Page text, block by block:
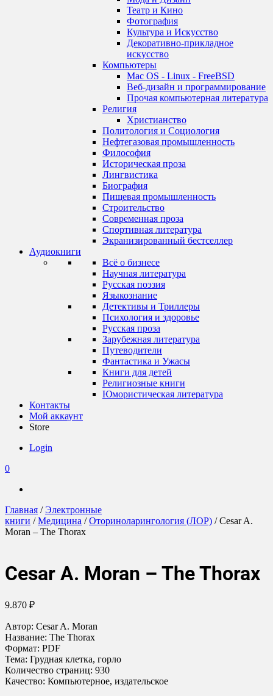
Театр и Кино
Фотография
Культура и Искусство
Декоративно-прикладное
искусство
Компьютеры
Mac OS - Linux - FreeBSD
Веб-дизайн и программирование
Прочая компьютерная литература
Религия
Христианство
Политология и Социология
Нефтегазовая промышленность
Философия
Историческая проза
Лингвистика
Биография
Пищевая промышленность
Строительство
Современная проза
Спортивная литература
Экранизированный бестселлер
Аудиокниги
Всё о бизнесе
Научная литература
Русская поэзия
Языкознание
Детективы и Триллеры
Психология и здоровье
Русская проза
Зарубежная литература
Путеводители
Фантастика и Ужасы
Книги для детей
Религиозные книги
Юмористическая литература
Контакты
Мой аккаунт
Store
Login
0
Главная / Электронные
книги /Медицина /Оториноларингология (ЛОР) / Cesar A.
Moran – The Thorax
Cesar A. Moran – The Thorax
9.870 ₽
Автор: Cesar A. Moran
Название: The Thorax
Формат: PDF
Тема: Грудная клетка, горло
Количество страниц: 930
Качество: Компьютерное, издательское